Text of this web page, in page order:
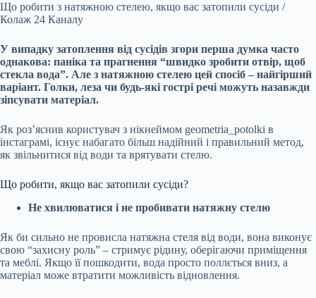
Що робити з натяжною стелею, якщо вас затопили сусіди /
Колаж 24 Каналу
У випадку затоплення від сусідів згори перша думка часто
однакова: паніка та прагнення “швидко зробити отвір, щоб
стекла вода”. Але з натяжною стелею цей спосіб – найгірший
варіант. Голки, леза чи будь-які гострі речі можуть назавжди
зіпсувати матеріал.
Як роз’яснив користувач з нікнеймом geometria_potolki в
інстаграмі, існує набагато більш надійний і правильний метод,
як звільнитися від води та врятувати стелю.
Що робити, якщо вас затопили сусіди?
Не хвилюватися і не пробивати натяжну стелю
Як би сильно не провисла натяжна стеля від води, вона виконує
свою “захисну роль” – стримує рідину, оберігаючи приміщення
та меблі. Якщо її пошкодити, вода просто поллється вниз, а
матеріал може втратити можливість відновлення.